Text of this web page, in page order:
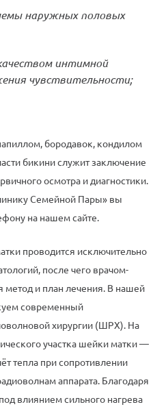
наружных половых
интимной
чувствительности;
бородавок, кондилом
бикини служит заключение
осмотра и диагностики.
Семейной Пары» вы
на нашем сайте.
проводится исключительно
после чего врачом-
метод и план лечения. В нашей
современный
хирургии (ШРХ). На
участка шейки матки —
тепла при сопротивлении
аппарата. Благодаря
влиянием сильного нагрева